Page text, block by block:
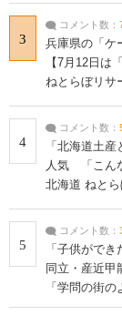
3
コメント数：
兵庫県の「ケ
【7月12日は
ねとらぼリサ
4
コメント数：
「北海道土
人気 「こん
北海道 ねと
5
コメント数：
「子供がで
同立・産近
「学問の街
| 大学 ねとら